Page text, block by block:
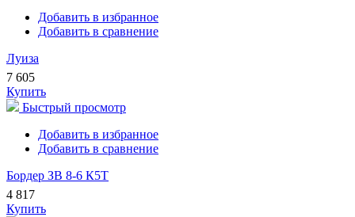
Добавить в избранное
Добавить в сравнение
Луиза
7 605
Купить
Быстрый просмотр
Добавить в избранное
Добавить в сравнение
Бордер ЗВ 8-6 К5Т
4 817
Купить